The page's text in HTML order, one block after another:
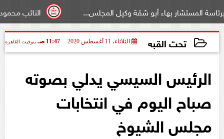
النائب محمود
بهاء أبو شقة وكيل المجلس...
تحت القبه الثلاثاء، 11 أغسطس 2020 11:47 صـ بتوقيت القاهرة
الرئيس السيسي يدلي بصوته
صباح اليوم في انتخابات
مجلس الشيوخ